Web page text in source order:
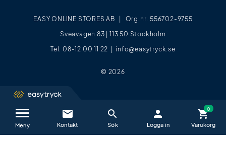
Kontakta oss / FAQ close
EASY ONLINE STORES AB | Org.nr. 556702-9755
Sveavägen 83 | 113 50 Stockholm
Tel. 08-12 00 11 22 | info@easytryck.se
© 2026
Meny
email search person shopping_cart